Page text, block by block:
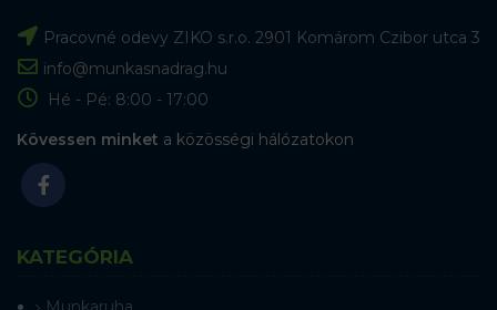
Pracovné odevy ZIKO s.r.o. 2901 Komárom Czibor utca 3
info@munkasnadrag.hu
Hé - Pé: 8:00 - 17:00
Kövessen minket a közösségi hálózatokon
KATEGÓRIA